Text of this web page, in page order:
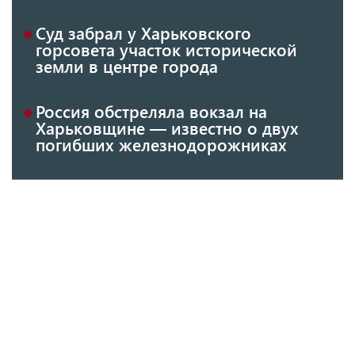
Суд забрал у Харьковского
горсовета участок исторической
земли в центре города
Россия обстреляла вокзал на
Харьковщине — известно о двух
погибших железнодорожниках